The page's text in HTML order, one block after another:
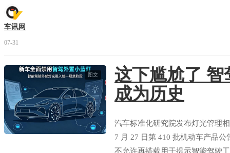
车讯网
07-31
图文
这下尴尬了 智
成为历史
汽车标准化研究院发布灯光管理
7 月 27 日第 410 批机动车产品
不允许再搭载用于提示智能驾驶